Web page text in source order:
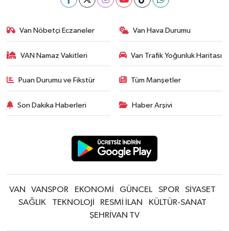
Van Nöbetçi Eczaneler Van Hava Durumu
VAN Namaz Vakitleri Van Trafik Yoğunluk Haritası
Puan Durumu ve Fikstür Tüm Manşetler
Son Dakika Haberleri Haber Arşivi
VAN VANSPOR EKONOMİ GÜNCEL SPOR
SİYASET
SAĞLIK
TEKNOLOJİ RESMİ İLAN
KÜLTÜR-SANAT
ŞEHRİVAN TV